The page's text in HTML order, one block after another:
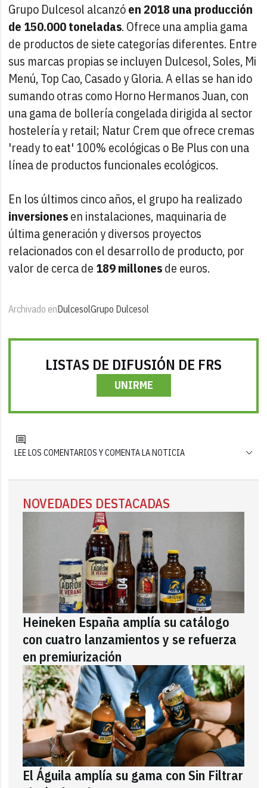
Grupo Dulcesol alcanzóen 2018 una producción
de 150.000 toneladas. Ofrece una amplia gama
de productos de siete categorías diferentes. Entre
sus marcas propias se incluyen Dulcesol, Soles, Mi
Menú, Top Cao, Casado y Gloria. A ellas se han ido
sumando otras como Horno Hermanos Juan, con
una gama de bollería congelada dirigida al sector
hostelería y retail; Natur Crem que ofrece cremas
'ready to eat' 100% ecológicas o Be Plus con una
línea de productos funcionales ecológicos.
En los últimos cinco años, el grupo ha realizado
inversionesen instalaciones, maquinaria de
última generación y diversos proyectos
relacionados con el desarrollo de producto, por
valor de cerca de 189 millonesde euros.
Archivado enDulcesolGrupo Dulcesol
LISTAS DE DIFUSIÓN DE FRS
UNIRME
LEE LOS COMENTARIOS Y COMENTA LA NOTICIA
NOVEDADES DESTACADAS
Heineken España amplía su catálogo
con cuatro lanzamientos y se refuerza
en premiurización
El Águila amplía su gama con Sin Filtrar